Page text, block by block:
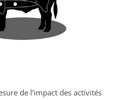
de l’impact des activités